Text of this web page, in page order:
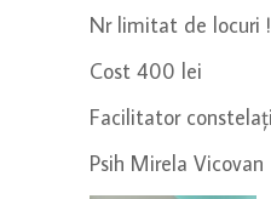
Nr limitat de locuri
Cost 400 lei
Facilitator
Psih Mirela Vicovan